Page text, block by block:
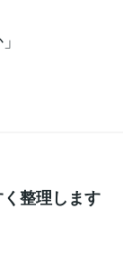
整理します